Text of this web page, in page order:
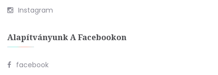
Instagram
Alapítványunk A Facebookon
facebook